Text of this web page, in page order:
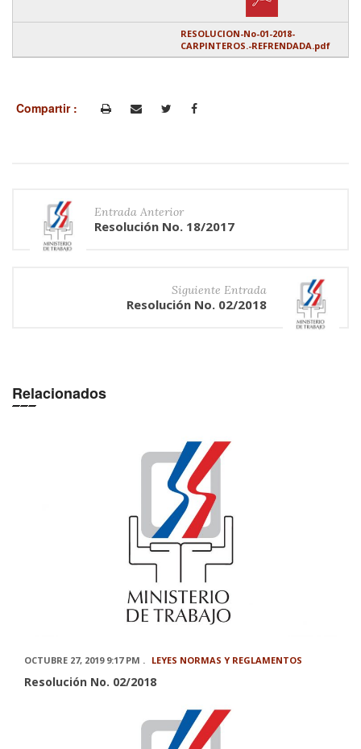
RESOLUCION-No-01-2018-
CARPINTEROS.-REFRENDADA.pdf
Compartir :
Entrada Anterior
Resolución No. 18/2017
Siguiente Entrada
Resolución No. 02/2018
Relacionados
OCTUBRE 27, 2019 9:17 PM . LEYES NORMAS Y REGLAMENTOS
Resolución No. 02/2018